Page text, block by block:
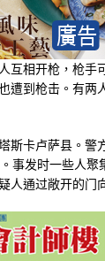
互相开枪，枪手
遭到枪击。有两
斯卡卢萨县。警
事发时一些人聚
人通过敞开的门